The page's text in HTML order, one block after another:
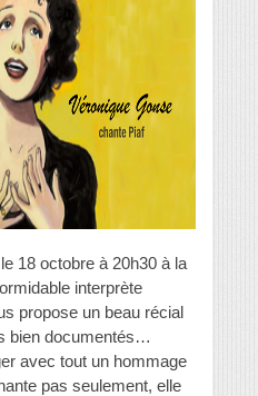
18 octobre à 20h30 à la
interprète
propose un beau récial
bien documentés…
avec tout un hommage
pas seulement, elle